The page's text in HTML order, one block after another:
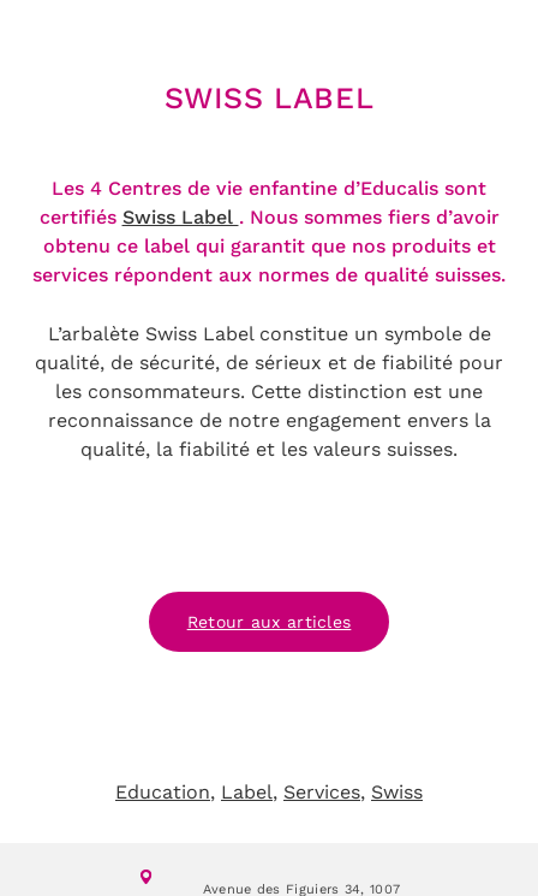
SWISS LABEL
Les 4 Centres de vie enfantine d’Educalis sont
certifiés Swiss Label . Nous sommes fiers d’avoir
obtenu ce label qui garantit que nos produits et
services répondent aux normes de qualité suisses.
L’arbalète Swiss Label constitue un symbole de
qualité, de sécurité, de sérieux et de fiabilité pour
les consommateurs. Cette distinction est une
reconnaissance de notre engagement envers la
qualité, la fiabilité et les valeurs suisses.
Retour aux articles
Education, Label, Services, Swiss
Avenue des Figuiers 34, 1007